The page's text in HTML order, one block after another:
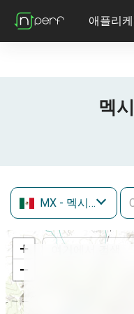
애플리
멕
MX - 멕시코
+
−